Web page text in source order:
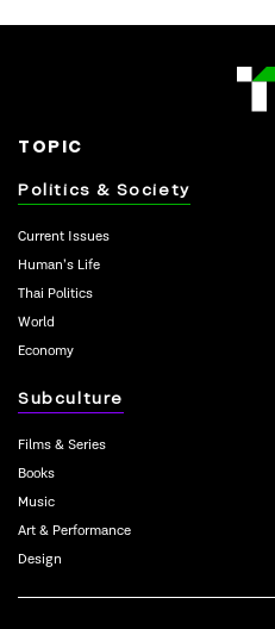
TOPIC
Politics & Society
Current Issues
Human’s Life
Thai Politics
World
Economy
Subculture
Films & Series
Books
Music
Art & Performance
Design